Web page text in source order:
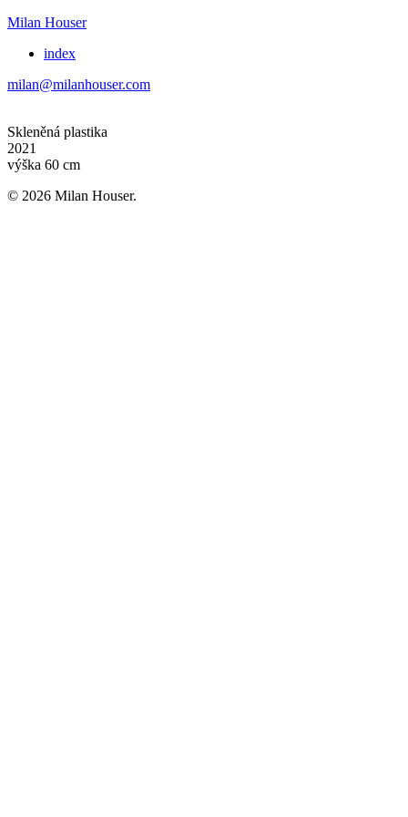
Milan Houser
index
milan@milanhouser.com
Skleněná plastika
2021
výška 60 cm
© 2026 Milan Houser.